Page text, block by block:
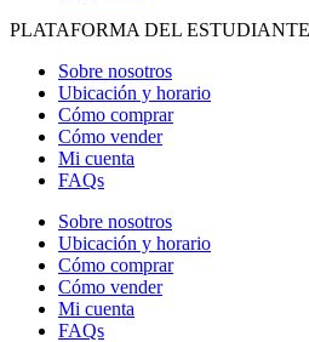
PLATAFORMA DEL
Sobre nosotros
Ubicación y horario
Cómo comprar
Cómo vender
Mi cuenta
FAQs
Sobre nosotros
Ubicación y horario
Cómo comprar
Cómo vender
Mi cuenta
FAQs